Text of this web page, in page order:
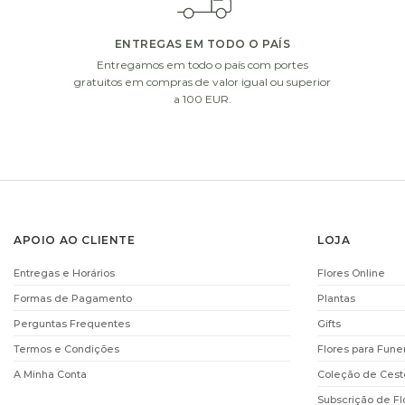
i
VELA VILA HERMANOS
€12.00
ADICIONAR
CHOCOLATS
€
ENTREGAS EM TODO O PAÍS
Entregamos em todo o país com portes
gratuitos em compras de valor igual ou superior
a 100 EUR.
APOIO AO CLIENTE
Entregas e Horários
Formas de Pagamento
Perguntas Frequentes
Termos e Condições
A Minha Conta
LOJA
Flores Online
Plantas
Gifts
Flores para
Coleção de
Subscrição de